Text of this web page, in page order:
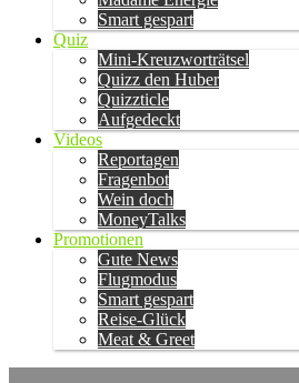
Smart gespart
Quiz
Mini-Kreuzworträtsel
Quizz den Huber
Quizzticle
Aufgedeckt
Videos
Reportagen
Fragenbot
Wein doch
MoneyTalks
Promotionen
Gute News
Flugmodus
Smart gespart
Reise-Glück
Meat & Greet